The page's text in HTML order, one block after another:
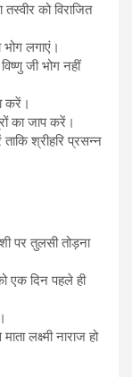
को विराजित
भोग लगाएं।
जी भोग नहीं
करें।
का जाप करें।
श्रीहरि प्रसन्न
पर तुलसी तोड़ना
एक दिन पहले ही
लक्ष्मी नाराज हो